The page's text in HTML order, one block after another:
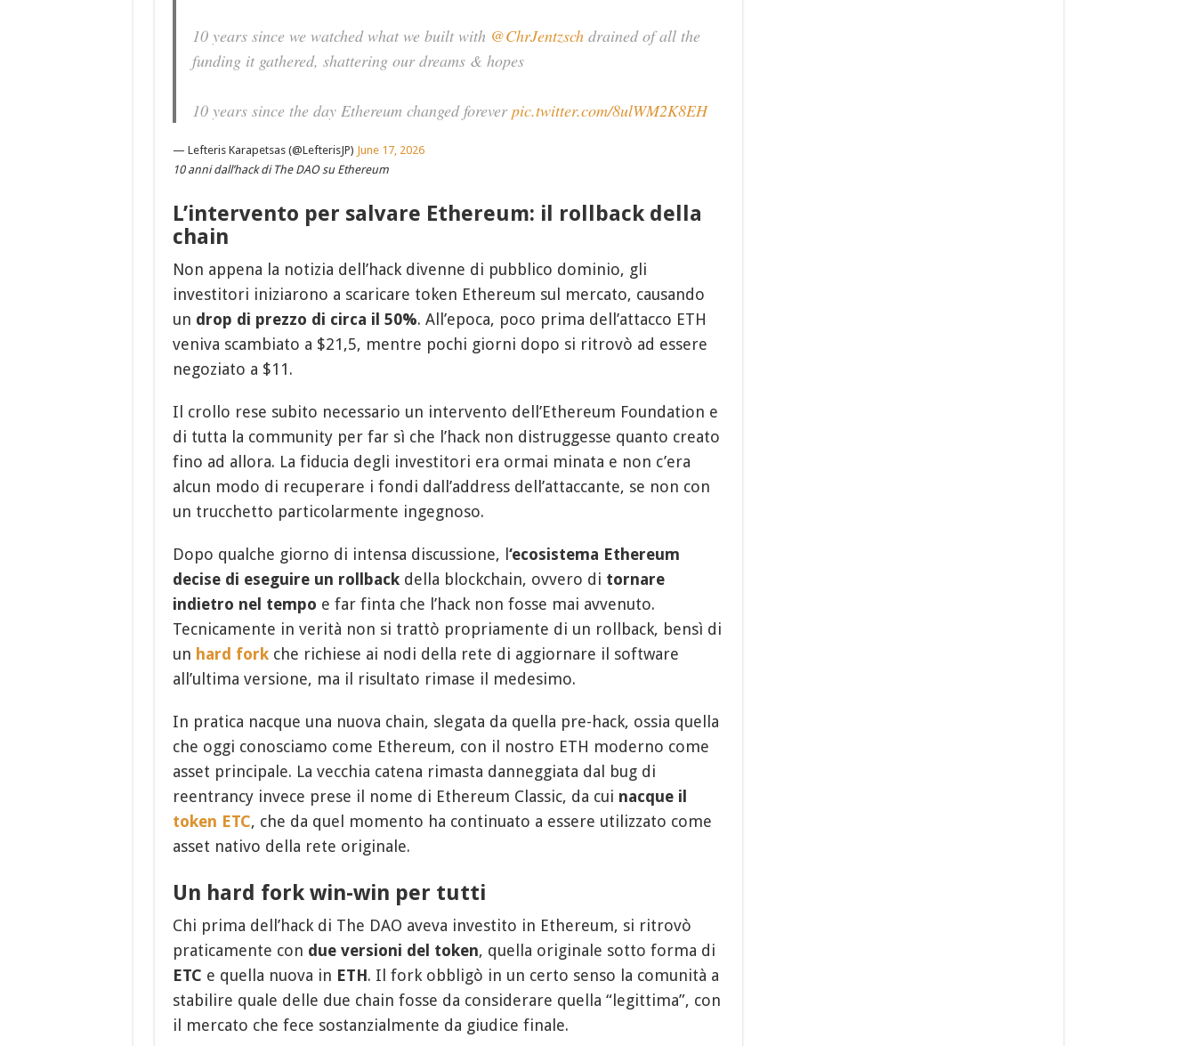
10 years since we watched what we built with @ChrJentzschdrained of all the
funding it gathered, shattering our dreams & hopes
10 years since the day Ethereum changed forever pic.twitter.com/8ulWM2K8EH
— Lefteris Karapetsas (@LefterisJP) June 17, 2026
10 anni dall’hack di The DAO su Ethereum
L’intervento per salvare Ethereum: il rollback della
chain
Non appena la notizia dell’hack divenne di pubblico dominio, gli
investitori iniziarono a scaricare token Ethereum sul mercato, causando
un drop di prezzo di circa il 50%. All’epoca, poco prima dell’attacco ETH
veniva scambiato a $21,5, mentre pochi giorni dopo si ritrovò ad essere
negoziato a $11.
Il crollo rese subito necessario un intervento dell’Ethereum Foundation e
di tutta la community per far sì che l’hack non distruggesse quanto creato
fino ad allora. La fiducia degli investitori era ormai minata e non c’era
alcun modo di recuperare i fondi dall’address dell’attaccante, se non con
un trucchetto particolarmente ingegnoso.
Dopo qualche giorno di intensa discussione, l ‘ecosistema Ethereum
decise di eseguire un rollbackdella blockchain, ovvero di tornare
indietro nel tempo e far finta che l’hack non fosse mai avvenuto.
Tecnicamente in verità non si trattò propriamente di un rollback, bensì di
un hard forkche richiese ai nodi della rete di aggiornare il software
all’ultima versione, ma il risultato rimase il medesimo.
In pratica nacque una nuova chain, slegata da quella pre-hack, ossia quella
che oggi conosciamo come Ethereum, con il nostro ETH moderno come
asset principale. La vecchia catena rimasta danneggiata dal bug di
reentrancy invece prese il nome di Ethereum Classic, da cui nacque il
token ETC, che da quel momento ha continuato a essere utilizzato come
asset nativo della rete originale.
Un hard fork win-win per tutti
Chi prima dell’hack di The DAO aveva investito in Ethereum, si ritrovò
praticamente con due versioni del token, quella originale sotto forma di
ETC e quella nuova in ETH. Il fork obbligò in un certo senso la comunità a
stabilire quale delle due chain fosse da considerare quella “legittima”, con
il mercato che fece sostanzialmente da giudice finale.